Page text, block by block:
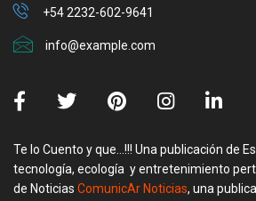
+54 2232-602-9641
info@example.com
Te lo Cuento y que…!!! Una publicación de
tecnología, ecología y entretenimiento
de Noticias ComunicAr Noticias, una